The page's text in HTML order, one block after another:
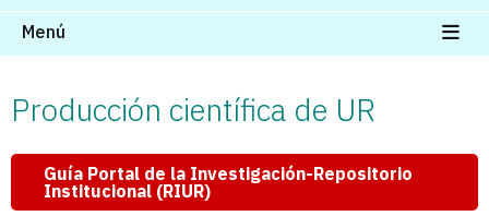
Menú
Producción científica de UR
Guía Portal de la Investigación-Repositorio
Institucional (RIUR)